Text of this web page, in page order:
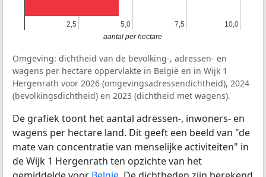
2,5
2,5 5,0
5,0 7,5
7,5 10,0
10,0
aantal per hectare
Omgeving: dichtheid van de bevolking-, adressen- en
wagens per hectare oppervlakte in België en in Wijk 1
Hergenrath voor 2026 (omgevingsadressendichtheid), 2024
(bevolkingsdichtheid) en 2023 (dichtheid met wagens).
De grafiek toont het aantal adressen-, inwoners- en
wagens per hectare land. Dit geeft een beeld van "de
mate van concentratie van menselijke activiteiten" in
de Wijk 1 Hergenrath ten opzichte van het